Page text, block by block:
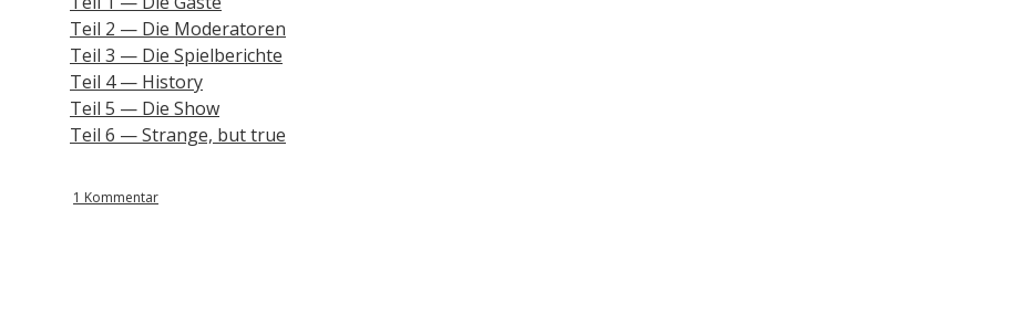
Teil 2 — Die Moderatoren
Teil 3 — Die Spielberichte
Teil 4 — History
Teil 5 — Die Show
Teil 6 — Strange, but true
1 Kommentar